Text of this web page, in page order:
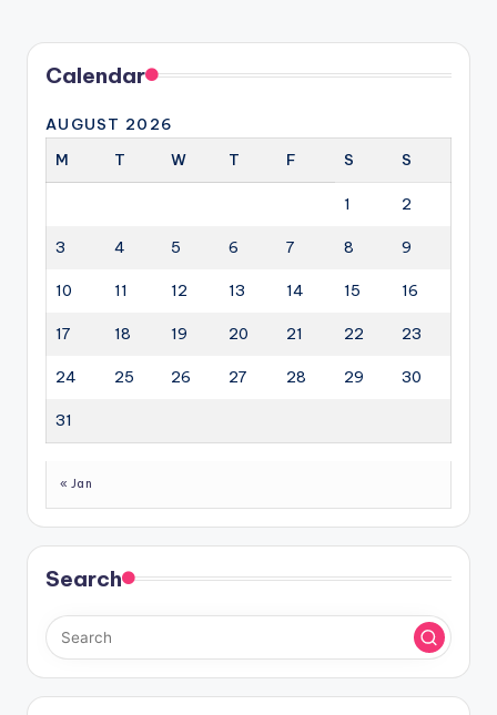
Calendar
AUGUST 2026
M
T W T F S S
1 2
3 4 5 6 7 8 9
10 11 12 13 14 15 16
17 18 19 20 21 22 23
24 25 26 27 28 29 30
31
« Jan
Search